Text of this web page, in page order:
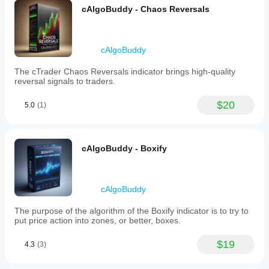
Wolniejsze zużycie depozytu.
Profit: Obliczenia będą próbowały dobrać rozmiary
lotów tak, aby osiągnąć cel zysku początkowej
otwartej transakcji. Szybsze zużycie depozytu.
Rysuj obszary Zone Recovery -
chcesz, aby obszary Zone Recovery były
narysowane na wykresie.
Kolor tabeli / kolor czcionki -
Opcje kolorystyczne
cAlgoBuddy - Chaos Reversals
cAlgoBuddy
The cTrader Chaos Reversals indicator brings high-quality
reversal signals to traders.
5.0 (1) $20
cAlgoBuddy - Boxify
cAlgoBuddy
The purpose of the algorithm of the Boxify indicator is to try to
put price action into zones, or better, boxes.
4.3 (3) $19